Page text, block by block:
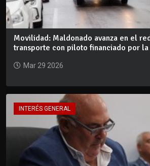
Movilidad: Maldonado avanza en el
transporte con piloto financiado por la
Mar 29 2026
INTERÉS GENERAL